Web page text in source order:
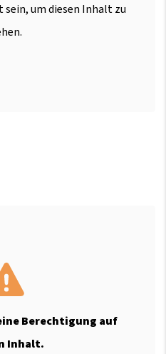
sein, um diesen Inhalt zu
Berechtigung auf
Inhalt.